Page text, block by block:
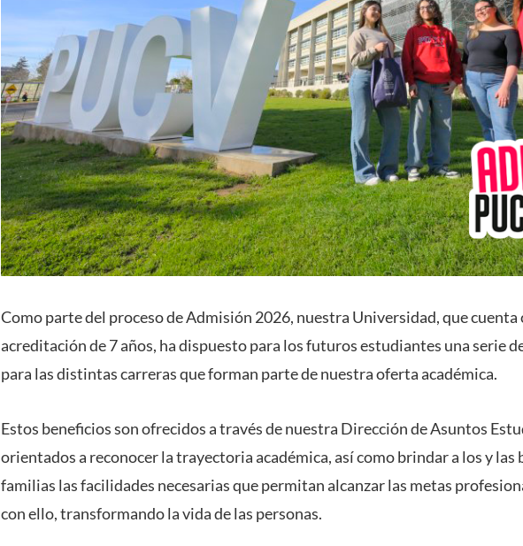
Como parte del proceso de Admisión 2026, nuestra Universidad, que cuenta
acreditación de 7 años, ha dispuesto para los futuros estudiantes una serie
para las distintas carreras que forman parte de nuestra oferta académica.
Estos beneficios son ofrecidos a través de nuestra Dirección de Asuntos
orientados a reconocer la trayectoria académica, así como brindar a los y las
familias las facilidades necesarias que permitan alcanzar las metas
con ello, transformando la vida de las personas.